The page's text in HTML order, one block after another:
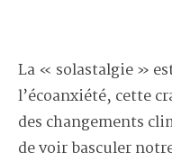
La « solastalgie »
l’écoanxiété, cette
des changements
de voir basculer